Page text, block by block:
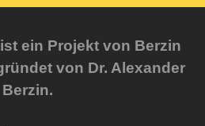
ein Projekt von Berzin
von Dr. Alexander
Berzin.